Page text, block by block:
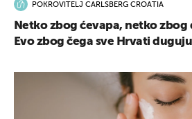
POKROVITELJ CARLSBERG CROATIA
Netko zbog ćevapa, netko zbog
Evo zbog čega sve Hrvati